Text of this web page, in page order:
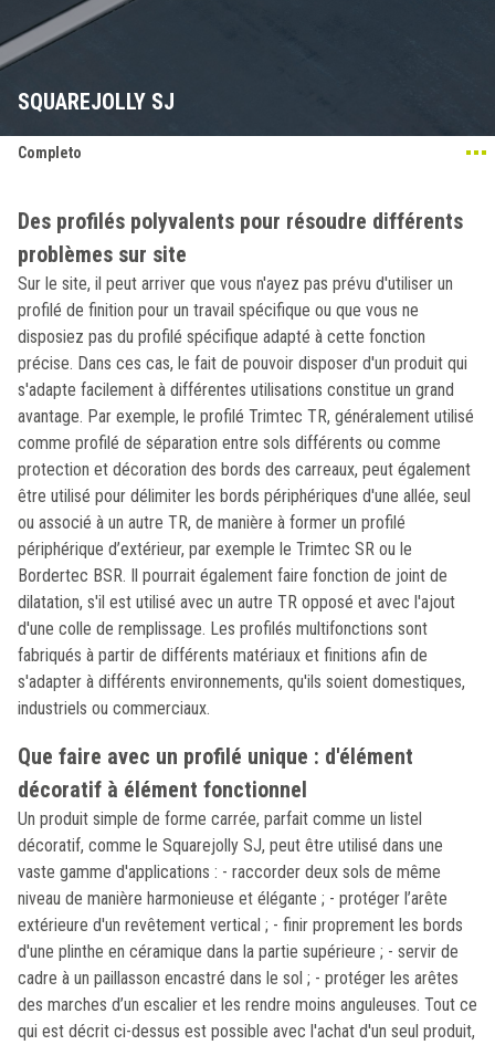
SQUAREJOLLY SJ
Completo
Des profilés polyvalents pour résoudre différents
problèmes sur site
Sur le site, il peut arriver que vous n'ayez pas prévu d'utiliser un
profilé de finition pour un travail spécifique ou que vous ne
disposiez pas du profilé spécifique adapté à cette fonction
précise. Dans ces cas, le fait de pouvoir disposer d'un produit qui
s'adapte facilement à différentes utilisations constitue un grand
avantage. Par exemple, le profilé Trimtec TR, généralement utilisé
comme profilé de séparation entre sols différents ou comme
protection et décoration des bords des carreaux, peut également
être utilisé pour délimiter les bords périphériques d'une allée, seul
ou associé à un autre TR, de manière à former un profilé
périphérique d’extérieur, par exemple le Trimtec SR ou le
Bordertec BSR. Il pourrait également faire fonction de joint de
dilatation, s'il est utilisé avec un autre TR opposé et avec l'ajout
d'une colle de remplissage. Les profilés multifonctions sont
fabriqués à partir de différents matériaux et finitions afin de
s'adapter à différents environnements, qu'ils soient domestiques,
industriels ou commerciaux.
Que faire avec un profilé unique : d'élément
décoratif à élément fonctionnel
Un produit simple de forme carrée, parfait comme un listel
décoratif, comme le Squarejolly SJ, peut être utilisé dans une
vaste gamme d'applications : - raccorder deux sols de même
niveau de manière harmonieuse et élégante ; - protéger l’arête
extérieure d'un revêtement vertical ; - finir proprement les bords
d'une plinthe en céramique dans la partie supérieure ; - servir de
cadre à un paillasson encastré dans le sol ; - protéger les arêtes
des marches d’un escalier et les rendre moins anguleuses. Tout ce
qui est décrit ci-dessus est possible avec l'achat d'un seul produit,